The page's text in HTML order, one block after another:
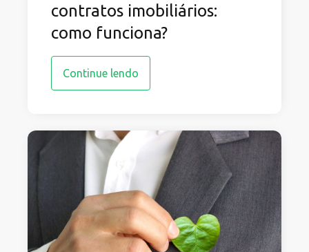
contratos imobiliários:
como funciona?
Continue lendo